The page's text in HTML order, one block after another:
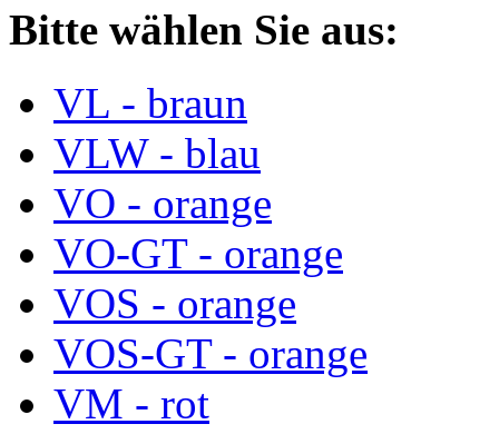
Bitte wählen Sie aus:
VL - braun
VLW - blau
VO - orange
VO-GT - orange
VOS - orange
VOS-GT - orange
VM - rot